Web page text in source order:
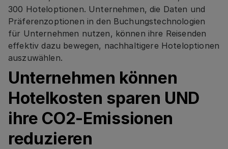
300 Hoteloptionen. Unternehmen, die Daten und
Präferenzoptionen in den Buchungstechnologien
für Unternehmen nutzen, können ihre Reisenden
effektiv dazu bewegen, nachhaltigere Hoteloptionen
auszuwählen.
Unternehmen können
Hotelkosten sparen UND
ihre CO2-Emissionen
reduzieren